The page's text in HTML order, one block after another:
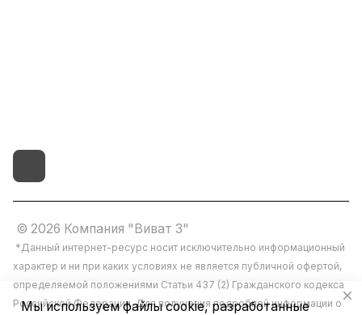
© 2026 Компания "Виват 3"
*Данный интернет-ресурс носит исключительно информационный
характер и ни при каких условиях не является публичной офертой,
определяемой положениями Статьи 437 (2) Гражданского кодекса
Российской Федерации. Для получения подробной информации о
Мы используем файлы cookie, разработанные